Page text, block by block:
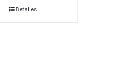
Detalles